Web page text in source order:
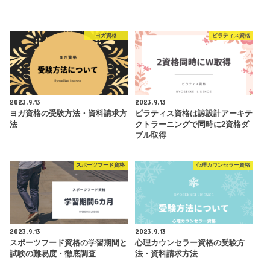
ヨガ資格
2023.9.13
ヨガ資格の受験方法・資料請求方
法
ピラティス資格
2023.9.13
ピラティス資格は諒設計アーキテ
クトラーニングで同時に2資格ダ
ブル取得
スポーツフード資格
2023.9.13
スポーツフード資格の学習期間と
試験の難易度・徹底調査
心理カウンセラー資格
2023.9.13
心理カウンセラー資格の受験方
法・資料請求方法